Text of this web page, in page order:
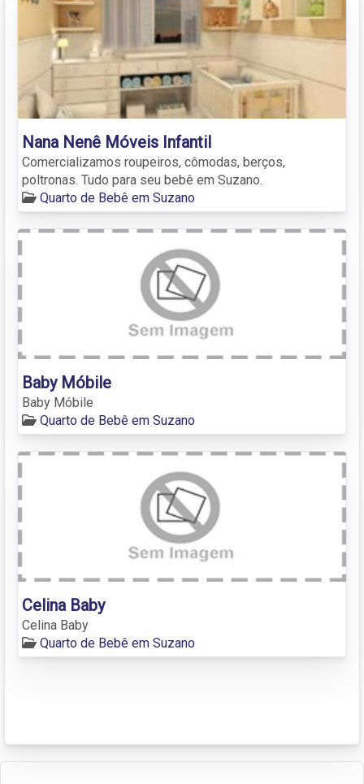
Nana Nenê Móveis Infantil
Comercializamos roupeiros, cômodas, berços,
poltronas. Tudo para seu bebê em Suzano.
Quarto de Bebê em Suzano
Baby Móbile
Baby Móbile
Quarto de Bebê em Suzano
Celina Baby
Celina Baby
Quarto de Bebê em Suzano